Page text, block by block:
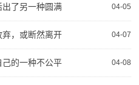
04-05
了另一种圆满
04-07
，或断然离开
04-08
的一种不公平